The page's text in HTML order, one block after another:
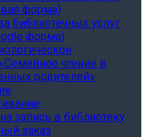
форма)
библиотечных услуг
форма)
чтение в
родителей»
запись в библиотеку
заказ